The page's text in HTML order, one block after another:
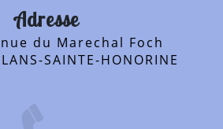
Adresse
SAINTE-HONORINE